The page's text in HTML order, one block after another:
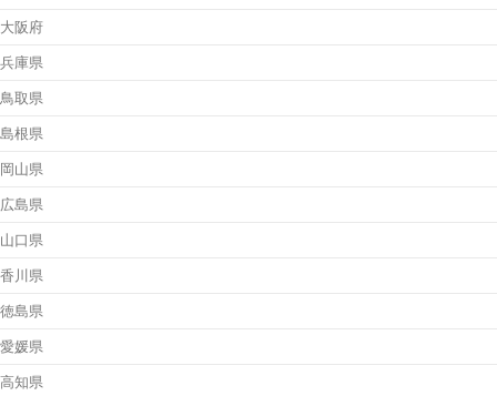
大阪府
兵庫県
鳥取県
島根県
岡山県
広島県
山口県
香川県
徳島県
愛媛県
高知県